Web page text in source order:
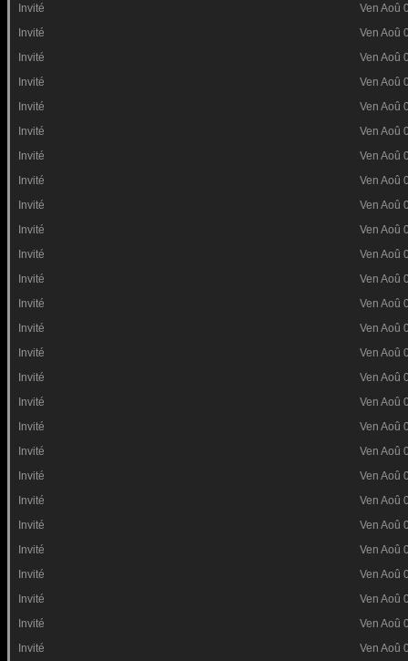
Invité
Ven Aoû
Invité
Ven Aoû
Invité
Ven Aoû
Invité
Ven Aoû
Invité
Ven Aoû
Invité
Ven Aoû
Invité
Ven Aoû
Invité
Ven Aoû
Invité
Ven Aoû
Invité
Ven Aoû
Invité
Ven Aoû
Invité
Ven Aoû
Invité
Ven Aoû
Invité
Ven Aoû
Invité
Ven Aoû
Invité
Ven Aoû
Invité
Ven Aoû
Invité
Ven Aoû
Invité
Ven Aoû
Invité
Ven Aoû
Invité
Ven Aoû
Invité
Ven Aoû
Invité
Ven Aoû
Invité
Ven Aoû
Invité
Ven Aoû
Invité
Ven Aoû
Invité
Ven Aoû